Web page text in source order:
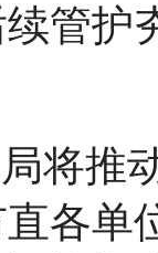
管护
将推
各单